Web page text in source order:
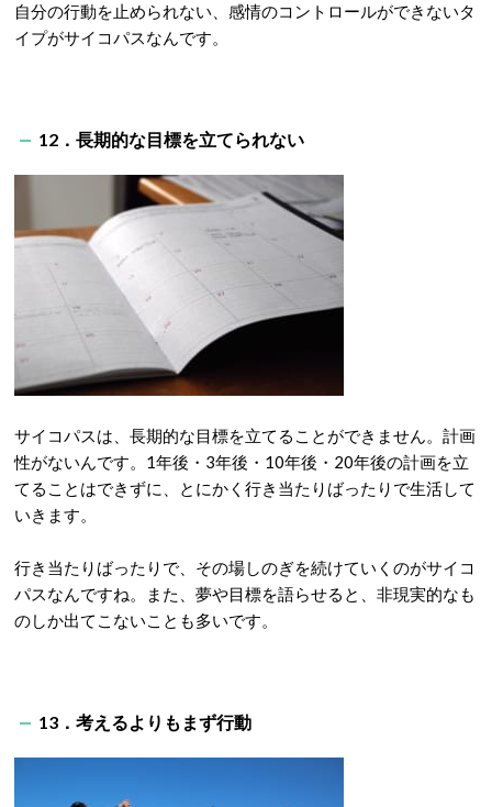
自分の行動を止められない、感情のコントロールができないタ
イプがサイコパスなんです。
12．長期的な目標を立てられない
サイコパスは、長期的な目標を立てることができません。計画
性がないんです。1年後・3年後・10年後・20年後の計画を立
てることはできずに、とにかく行き当たりばったりで生活して
いきます。
行き当たりばったりで、その場しのぎを続けていくのがサイコ
パスなんですね。また、夢や目標を語らせると、非現実的なも
のしか出てこないことも多いです。
13．考えるよりもまず行動